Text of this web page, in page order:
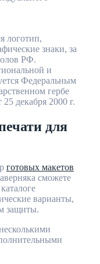
логотип,
знаки, за
РФ.
и
Федеральным
гербе
декабря 2000 г.
для
готовых макетов
сможете
варианты,
защиты.